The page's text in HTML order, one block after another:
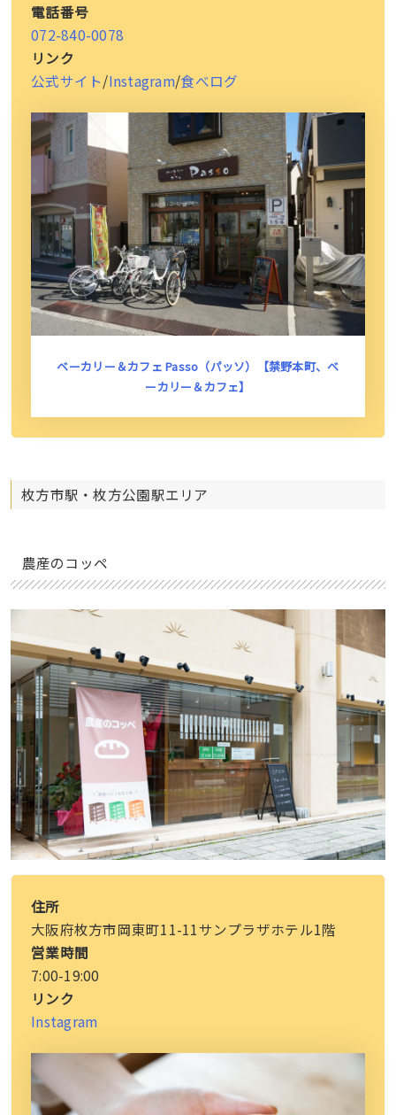
電話番号
072-840-0078
リンク
公式サイト/Instagram/食べログ
ベーカリー＆カフェ Passo（パッソ）【禁野本町、ベ
ーカリー＆カフェ】
枚方市駅・枚方公園駅エリア
農産のコッペ
住所
大阪府枚方市岡東町11-11サンプラザホテル1階
営業時間
7:00-19:00
リンク
Instagram